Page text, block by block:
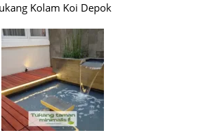
Kolam Koi Depok